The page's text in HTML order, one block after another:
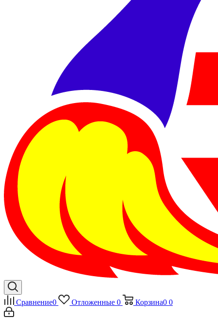
Сравнение0 Отложенные 0 Корзина0 0